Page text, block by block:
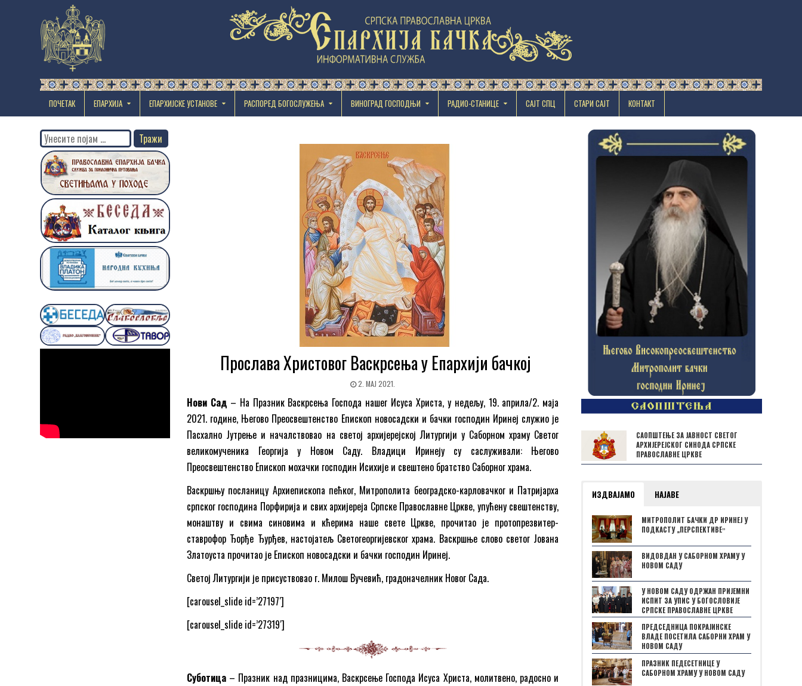
ПОЧЕТАК ЕПАРХИЈА EПАРХИЈСКЕ УСТАНОВЕ РАСПОРЕД БОГОСЛУЖЕЊА ВИНОГРАД ГОСПОДЊИ РАДИО-СТАНИЦЕ САЈТ СПЦ СТАРИ САЈТ КОНТАКТ
Прослава Христовог Васкрсења у Епархији бачкој
2. МАЈ 2021.
Нови Сад– На Празник Васкрсења Господа нашег Исуса Христа, у недељу, 19. априла/2. маја
2021. године, Његово Преосвештенство Епископ новосадски и бачки господин Иринеј служио је
Пасхално Јутрење и началствовао на светој архијерејској Литургији у Саборном храму Светог
великомученика Георгија у Новом Саду. Владици Иринеју су саслуживали: Његово
Преосвештенство Епископ мохачки господин Исихије и свештено братство Саборног храма.
Васкршњу посланицу Архиепископа пећког, Митрополита београдско-карловачког и Патријарха
српског господина Порфирија и свих архијереја Српске Православне Цркве, упућену свештенству,
монаштву и свима синовима и кћерима наше свете Цркве, прочитао је протопрезвитер-
ставрофор Ђорђе Ђурђев, настојатељ Светогеоргијевског храма. Васкршње слово светог Јована
Златоуста прочитао је Епископ новосадски и бачки господин Иринеј.
Светој Литургији је присуствовао г. Милош Вучевић, градоначелник Новог Сада.
[carousel_slide id=’27197′]
[carousel_slide id=’27319′]
Суботица – Празник над празницима, Васкрсење Господа Исуса Христа, молитвено, радосно и
Search
for:
САОПШТЕЊЕ ЗА ЈАВНОСТ СВЕТОГ
АРХИЈЕРЕЈСКОГ СИНОДА СРПСКЕ
ПРАВОСЛАВНЕ ЦРКВЕ
ИЗДВАЈАМО НАЈАВЕ
МИТРОПОЛИТ БАЧКИ ДР ИРИНЕЈ У
ПОДКАСТУ „ПЕРСПЕКТИВЕˮ
ВИДОВДАН У САБОРНОМ ХРАМУ У
НОВОМ САДУ
У НОВОМ САДУ ОДРЖАН ПРИЈЕМНИ
ИСПИТ ЗА УПИС У БОГОСЛОВИЈЕ
СРПСКЕ ПРАВОСЛАВНЕ ЦРКВЕ
ПРЕДСЕДНИЦА ПОКРАЈИНСКЕ
ВЛАДЕ ПОСЕТИЛА САБОРНИ ХРАМ У
НОВОМ САДУ
ПРАЗНИК ПЕДЕСЕТНИЦЕ У
САБОРНОМ ХРАМУ У НОВОМ САДУ